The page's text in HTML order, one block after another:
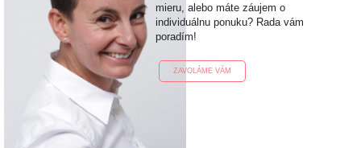
mieru, alebo máte záujem o
individuálnu ponuku? Rada vám
poradím!
ZAVOLÁME VÁM